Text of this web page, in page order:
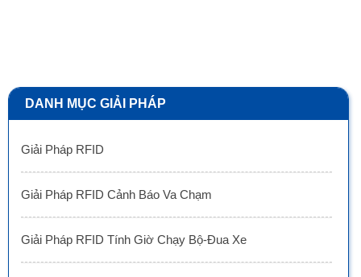
DANH MỤC GIẢI PHÁP
Giải Pháp RFID
Giải Pháp RFID Cảnh Báo Va Chạm
Giải Pháp RFID Tính Giờ Chạy Bộ-Đua Xe